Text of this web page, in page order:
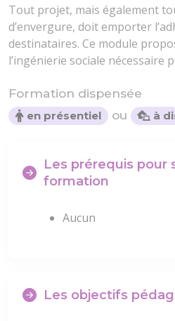
Tout projet, mais également
d’envergure, doit emporter
destinataires. Ce module
l’ingénierie sociale nécessaire
Formation dispensée
en présentiel ou à
Les prérequis pour
formation
Aucun
Les objectifs